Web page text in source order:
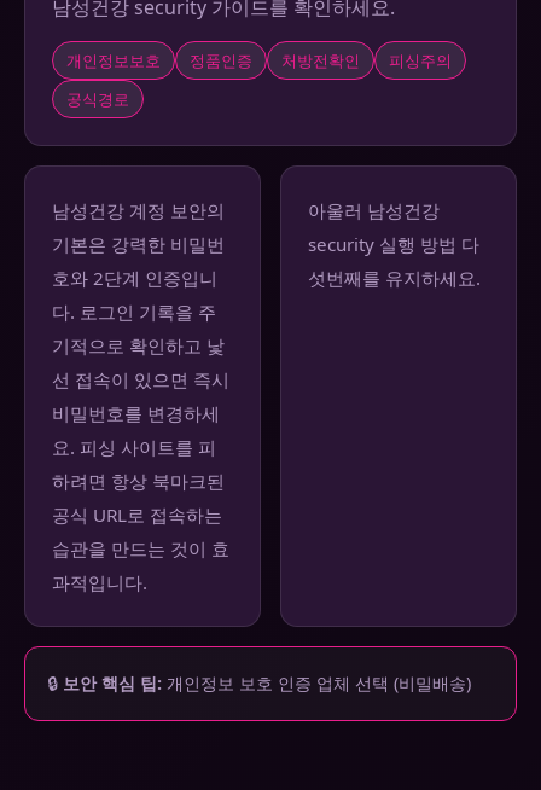
남성건강 security 가이드를 확인하세요.
개인정보보호 정품인증 처방전확인
피싱주의
공식경로
남성건강 계정 보안의
기본은 강력한 비밀번
호와 2단계 인증입니
다. 로그인 기록을 주
기적으로 확인하고 낯
선 접속이 있으면 즉시
비밀번호를 변경하세
요. 피싱 사이트를 피
하려면 항상 북마크된
공식 URL로 접속하는
습관을 만드는 것이 효
과적입니다.
아울러 남성건강
security 실행 방법 다
섯번째를 유지하세요.
🔒 보안 핵심 팁: 개인정보 보호 인증 업체 선택 (비밀배송)